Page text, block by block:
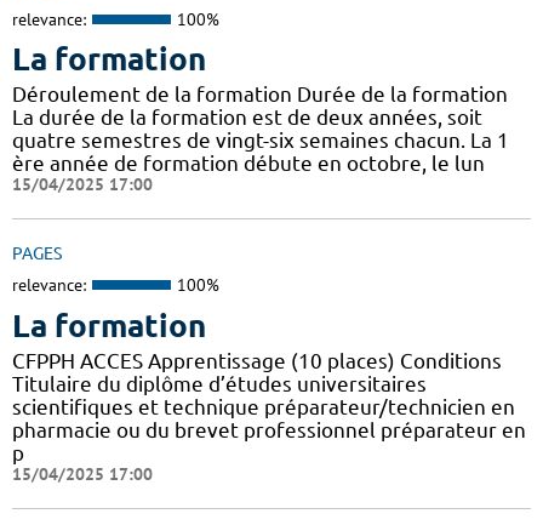
relevance: 100%
La formation
Déroulement de la formation Durée de la formation
La durée de la formation est de deux années, soit
quatre semestres de vingt-six semaines chacun. La 1
ère année de formation débute en octobre, le lun
15/04/2025 17:00
PAGES
relevance: 100%
La formation
CFPPH ACCES Apprentissage (10 places) Conditions
Titulaire du diplôme d’études universitaires
scientifiques et technique préparateur/technicien en
pharmacie ou du brevet professionnel préparateur en
p
15/04/2025 17:00